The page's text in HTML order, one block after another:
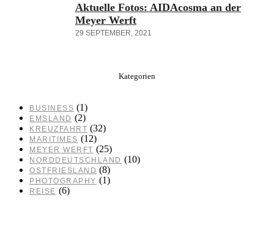
Aktuelle Fotos: AIDAcosma an der
Meyer Werft
29 SEPTEMBER, 2021
Kategorien
BUSINESS (1)
EMSLAND (2)
KREUZFAHRT (32)
MARITIMES (12)
MEYER WERFT (25)
NORDDEUTSCHLAND (10)
OSTFRIESLAND (8)
PHOTOGRAPHY (1)
REISE (6)